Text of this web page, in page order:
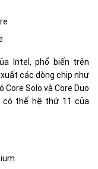
Intel, phổ biến trên
xuất các dòng chip như
Core Solo và Core Duo
có thế hệ thứ 11 của